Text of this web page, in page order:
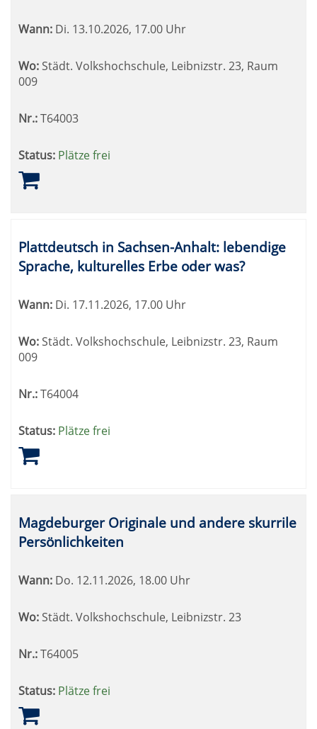
Wann: Di. 13.10.2026, 17.00 Uhr
Wo: Städt. Volkshochschule, Leibnizstr. 23, Raum
009
Nr.:T64003
Status: Plätze frei
Plattdeutsch in Sachsen-Anhalt: lebendige
Sprache, kulturelles Erbe oder was?
Wann: Di. 17.11.2026, 17.00 Uhr
Wo:Städt. Volkshochschule, Leibnizstr. 23, Raum
009
Nr.:T64004
Status: Plätze frei
Magdeburger Originale und andere skurrile
Persönlichkeiten
Wann: Do. 12.11.2026, 18.00 Uhr
Wo: Städt. Volkshochschule, Leibnizstr. 23
Nr.:T64005
Status: Plätze frei